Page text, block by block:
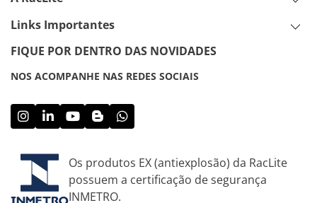
Links Importantes
FIQUE POR DENTRO DAS NOVIDADES
NOS ACOMPANHE NAS REDES SOCIAIS
Os produtos EX (antiexplosão) da RacLite
possuem a certificação de segurança
INMETRO.